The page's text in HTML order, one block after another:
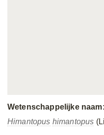
Wetenschappelijke naam:
Himantopus himantopus